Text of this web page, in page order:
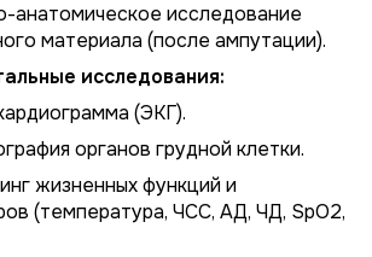
анатомическое исследование
материала (после ампутации).
исследования:
(ЭКГ).
органов грудной клетки.
жизненных функций и
(температура, ЧСС, АД, ЧД, SpO2,